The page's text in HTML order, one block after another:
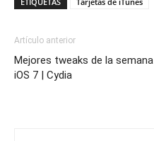
Artículo anterior
Mejores tweaks de la semana
iOS 7 | Cydia